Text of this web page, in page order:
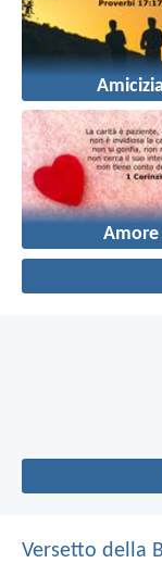
Amicizia
Amore
Versetto della